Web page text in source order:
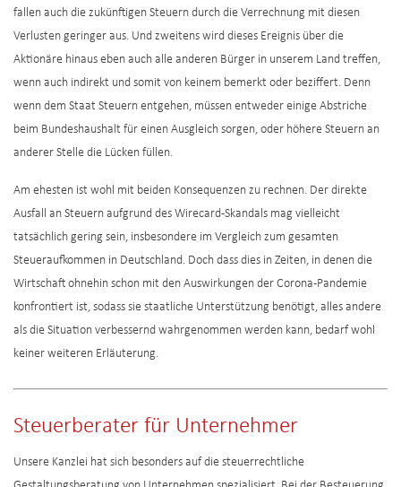
fallen auch die zukünftigen Steuern durch die Verrechnung mit diesen
Verlusten geringer aus. Und zweitens wird dieses Ereignis über die
Aktionäre hinaus eben auch alle anderen Bürger in unserem Land treffen,
wenn auch indirekt und somit von keinem bemerkt oder beziffert. Denn
wenn dem Staat Steuern entgehen, müssen entweder einige Abstriche
beim Bundeshaushalt für einen Ausgleich sorgen, oder höhere Steuern an
anderer Stelle die Lücken füllen.
Am ehesten ist wohl mit beiden Konsequenzen zu rechnen. Der direkte
Ausfall an Steuern aufgrund des Wirecard-Skandals mag vielleicht
tatsächlich gering sein, insbesondere im Vergleich zum gesamten
Steueraufkommen in Deutschland. Doch dass dies in Zeiten, in denen die
Wirtschaft ohnehin schon mit den Auswirkungen der Corona-Pandemie
konfrontiert ist, sodass sie staatliche Unterstützung benötigt, alles andere
als die Situation verbessernd wahrgenommen werden kann, bedarf wohl
keiner weiteren Erläuterung.
Steuerberater für Unternehmer
Unsere Kanzlei hat sich besonders auf die steuerrechtliche